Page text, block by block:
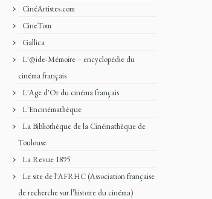
CinéArtistes.com
CineTom
Gallica
L'@ide-Mémoire – encyclopédie du
cinéma français
L'Age d'Or du cinéma français
L'Encinémathèque
La Bibliothèque de la Cinémathèque de
Toulouse
La Revue 1895
Le site de l'AFRHC (Association française
de recherche sur l’histoire du cinéma)